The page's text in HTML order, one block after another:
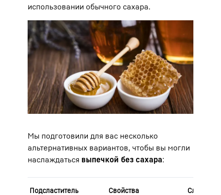
использовании обычного сахара.
Мы подготовили для вас несколько
альтернативных вариантов, чтобы вы могли
наслаждаться выпечкой без сахара:
Подсластитель Свойства
Сладость